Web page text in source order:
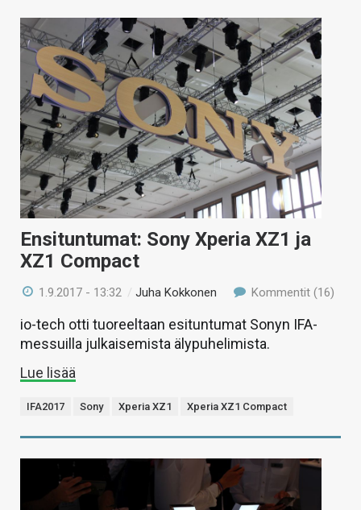
Ensituntumat: Sony Xperia XZ1 ja
XZ1 Compact
1.9.2017 - 13:32 /Juha Kokkonen Kommentit (16)
io-tech otti tuoreeltaan esituntumat Sonyn IFA-
messuilla julkaisemista älypuhelimista.
Lue lisää
IFA2017 Sony Xperia XZ1 Xperia XZ1 Compact